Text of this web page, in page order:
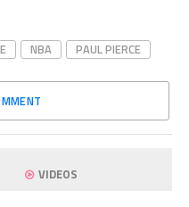
NBA PAUL PIERCE
VIDEOS